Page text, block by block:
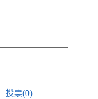
投票(0)